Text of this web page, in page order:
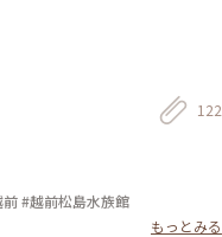
122
県 #松島 #水族館 #越前 #越前松島水族館
もっとみる